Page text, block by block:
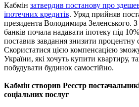
Кабмін затвердив постанову про
іпотечних кредитів. Уряд прийняв
президента Володимира Зеленського. З
банків почала надавати іпотеку під
поставив завдання знизити процентну
Скористатися цією компенсацією
України, які хочуть купити квартиру,
побудувати будинок самостійно.
Кабмін створив Реєстр
соціальних послуг